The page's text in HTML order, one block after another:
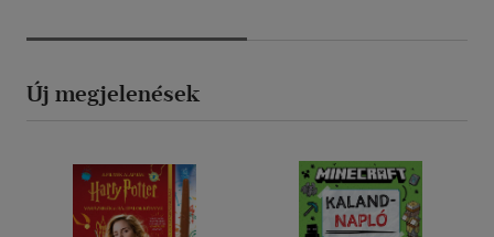
Új megjelenések